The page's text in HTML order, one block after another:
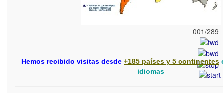
Experiencia del Equipo de trabajo de
001/289
Hemos recibido visitas desde +185 países y 5 continentes
idiomas